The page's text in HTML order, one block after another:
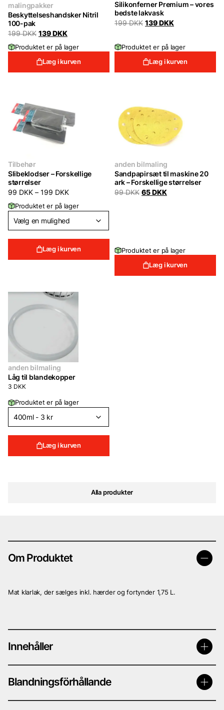
Alla produkter
malingpakker
Beskyttelseshandsker Nitril
100-pak
199DKK Original
was:
139DKKCurrent
is:
Produktet er på lager
Læg i kurven
Silikonferner Premium – vores
bedste lakvask
199DKK Original
199 DKK.
139DKKCurrent
139 DKK.
Produktet er på lager
Læg i kurven
Tilbehør
Slibeklodser – Forskellige
størrelser
99 DKK – 199 DKK
Produktet er på lager
Læg i kurven
anden bilmaling
Sandpapirsæt til maskine 20
ark – Forskellige størrelser
99DKK Original
65DKKCurrent
Produktet er på lager
Læg i kurven
anden bilmaling
Låg til blandekopper
3 DKK
Produktet er på lager
Læg i kurven
Om Produktet
Mat klarlak, der sælges inkl. hærder og fortynder 1,75 L.
Innehåller
1 L klar lak mat
0,5 L Hærder
Blandningsförhållande